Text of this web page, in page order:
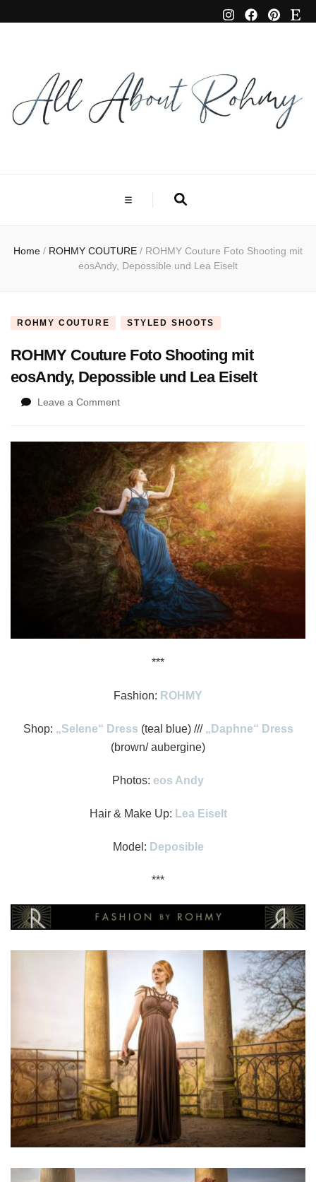
Home / ROHMY COUTURE / ROHMY Couture Foto Shooting mit
eosAndy, Depossible und Lea Eiselt
ROHMY COUTURE STYLED SHOOTS
ROHMY Couture Foto Shooting mit
eosAndy, Depossible und Lea Eiselt
Leave a Commenton
Foto
Shooting
mit
eosAndy,
Depossible
und
Lea
Eiselt
***
Fashion: ROHMY
Shop: „Selene“ Dress (teal blue) /// „Daphne“ Dress
(brown/ aubergine)
Photos: eos Andy
Hair & Make Up: Lea Eiselt
Model: Deposible
***